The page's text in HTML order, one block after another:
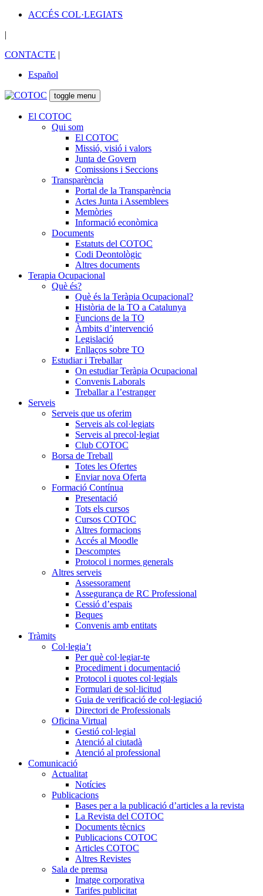
ACCÉS COL·LEGIATS
|
CONTACTE |
Español
toggle menu
El COTOC
Qui som
El COTOC
Missió, visió i valors
Junta de Govern
Comissions i Seccions
Transparència
Portal de la Transparència
Actes Junta i Assemblees
Memòries
Informació econòmica
Documents
Estatuts del COTOC
Codi Deontològic
Altres documents
Terapia Ocupacional
Què és?
Què és la Teràpia Ocupacional?
Història de la TO a Catalunya
Funcions de la TO
Àmbits d’intervenció
Legislació
Enllaços sobre TO
Estudiar i Treballar
On estudiar Teràpia Ocupacional
Convenis Laborals
Treballar a l’estranger
Serveis
Serveis que us oferim
Serveis als col·legiats
Serveis al precol·legiat
Club COTOC
Borsa de Treball
Totes les Ofertes
Enviar nova Oferta
Formació Contínua
Presentació
Tots els cursos
Cursos COTOC
Altres formacions
Accés al Moodle
Descomptes
Protocol i normes generals
Altres serveis
Assessorament
Assegurança de RC Professional
Cessió d’espais
Beques
Convenis amb entitats
Tràmits
Col·legia’t
Per què col·legiar-te
Procediment i documentació
Protocol i quotes col·legials
Formulari de sol·licitud
Guia de verificació de col·legiació
Directori de Professionals
Oficina Virtual
Gestió col·legial
Atenció al ciutadà
Atenció al professional
Comunicació
Actualitat
Notícies
Publicacions
Bases per a la publicació d’articles a la revista
La Revista del COTOC
Documents tècnics
Publicacions COTOC
Articles COTOC
Altres Revistes
Sala de premsa
Imatge corporativa
Tarifes publicitat